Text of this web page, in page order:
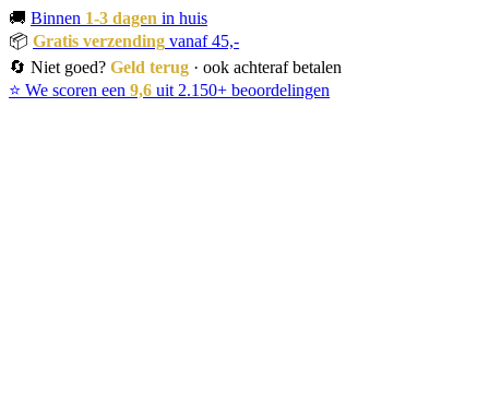
🚚 Binnen 1-3 dagen in huis
📦 Gratis verzending vanaf 45,-
🔄 Niet goed? Geld terug · ook achteraf betalen
⭐ We scoren een 9,6 uit 2.150+ beoordelingen